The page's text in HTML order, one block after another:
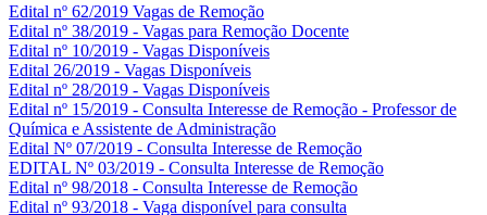
Edital nº 62/2019 Vagas de Remoção
Edital nº 38/2019 - Vagas para Remoção Docente
Edital nº 10/2019 - Vagas Disponíveis
Edital 26/2019 - Vagas Disponíveis
Edital nº 28/2019 - Vagas Disponíveis
Edital nº 15/2019 - Consulta Interesse de Remoção - Professor de
Química e Assistente de Administração
Edital Nº 07/2019 - Consulta Interesse de Remoção
EDITAL Nº 03/2019 - Consulta Interesse de Remoção
Edital nº 98/2018 - Consulta Interesse de Remoção
Edital nº 93/2018 - Vaga disponível para consulta